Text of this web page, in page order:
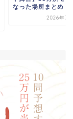
何？誰がいつ書いた